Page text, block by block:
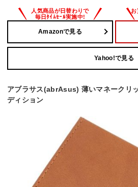
Amazonで見る
Yahoo!で見る
アブラサス(abrAsus) 薄いマネークリ
ディション